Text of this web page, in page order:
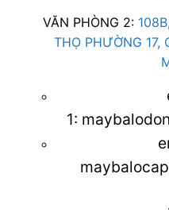
VĂN PHÒNG 2:
THỌ PHƯỜNG 17,
1: